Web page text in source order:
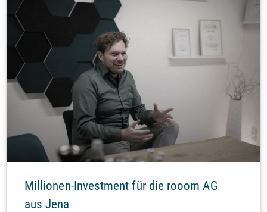
Millionen-Investment für die rooom AG
aus Jena